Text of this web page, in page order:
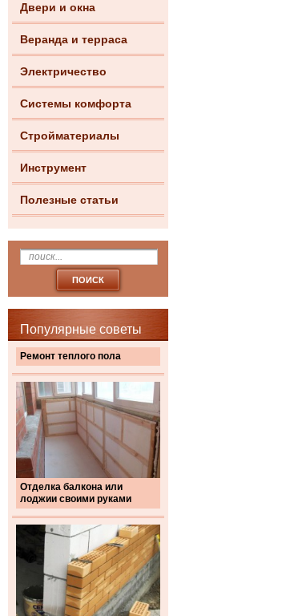
Двери и окна
Веранда и терраса
Электричество
Системы комфорта
Стройматериалы
Инструмент
Полезные статьи
Популярные советы
Ремонт теплого пола
Отделка балкона или
лоджии своими руками